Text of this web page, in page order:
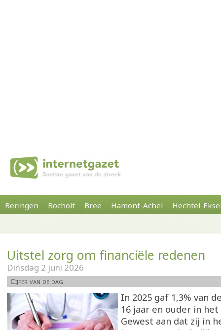
Beringen Bocholt Bree Hamont-Achel Hechtel-
Uitstel zorg om financiële redenen
Dinsdag 2 juni 2026
Cijfer van de dag
In 2025 gaf 1,3% van
16 jaar en ouder in het
Gewest aan dat zij in